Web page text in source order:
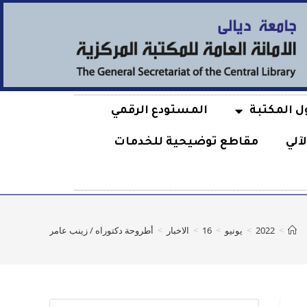
المكتبة المستودع الرقمي
مقاطع توضيحية للخدمات
>
2022
> يونيو >
16
> الاخبار > أطروحة دكتوراه / زينب عامر